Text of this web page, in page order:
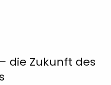
die Zukunft des